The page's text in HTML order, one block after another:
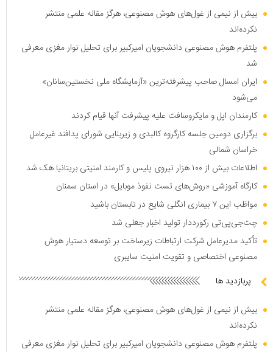
بیش از نیمی از غول‌های هوش مصنوعی، هرگز مقاله علمی منتشر
نکرده‌اند
پلتفرم هوش مصنوعی دانشجویان امیرکبیر برای تحلیل نوار مغزی معرفی
شد
ایران امسال صاحب پیشرفته‌ترین «آزمایشگاه ملی نخستین‌سانان»
می‌شود
کارمندان اپل و مایکروسافت علیه پیشرفت آنها قیام کردند
برگزاری دومین جلسه کارگروه کالبدی و زیربنایی شورای پدافند غیرعامل
خراسان شمالی
اطلاعات بیش از ۱۰۰ هزار نیروی پلیس و کارمند امنیتی بریتانیا هک شد
کارگاه آموزشی «روش‌های تست نفوذ موبایل» در استان سمنان
مواظب این ۷ بیماری انگلی شایع در تابستان باشید
چت‌جی‌پی‌تی رکورددار تولید اخبار جعلی شد
تأکید مدیرعامل شرکت ارتباطات زیرساخت بر توسعه دستیار هوش
مصنوعی اختصاصی و تقویت امنیت سایبری
پربازدید ها
بیش از نیمی از غول‌های هوش مصنوعی، هرگز مقاله علمی منتشر
نکرده‌اند
پلتفرم هوش مصنوعی دانشجویان امیرکبیر برای تحلیل نوار مغزی معرفی